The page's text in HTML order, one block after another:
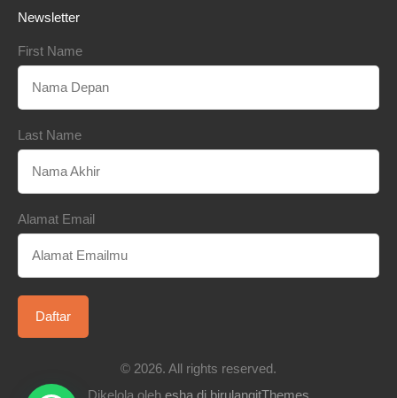
Newsletter
First Name
Last Name
Alamat Email
© 2026. All rights reserved.
Dikelola oleh esha di birulangitThemes